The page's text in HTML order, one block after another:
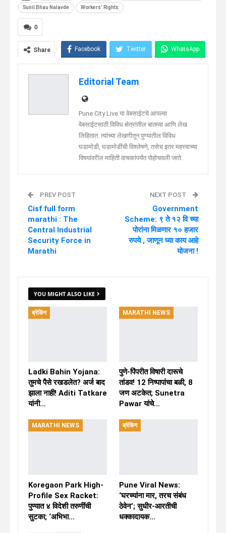
Sunil Bhau Nalavde Workers' Rights
0
Share Facebook Twitter WhatsApp
Editorial Team
Pune City Live या वेबसाईटचे आपल्या
वेबसाईटसाठी विविध क्षेत्रांतील बातम्या आणि लेख
लिहितात. त्यांच्या लेखणीतून पुण्यातील विविध
घडामोडी, घडामोडींची विश्लेषणे, तसेच इतर महत्त्वाच्या
विषयांवरील माहिती वाचकांपर्यंत पोहोचवली जाते.
PREV POST
Cisf full form
marathi : The
Central Industrial
Security Force in
Marathi
NEXT POST
Government
Scheme: ९ ते १२ वि च्या
पोरांना मिळणार १० हजार
रुपये , जाणून घ्या काय आहे
योजना !
YOU MIGHT ALSO LIKE
ब्रेकिंग
Ladki Bahin Yojana:
तुमचे पैसे रखडलेत? अर्ज बाद
झाला नाही! Aditi Tatkare
यांनी…
MARATHI NEWS
पुणे-पिंपरीत विषारी दारूचे
तांडव! 12 निष्पापांचा बळी, 8
जण अटकेत; Sunetra
Pawar यांचे…
MARATHI NEWS
Koregaon Park High-
Profile Sex Racket:
पुण्यात ४ विदेशी तरुणींची
सुटका; ‘अभिभा…
ब्रेकिंग
Pune Viral News:
‘घरच्यांना मार, तरच संबंध
ठेवेन’; सुधीर-आरतीची
धक्कादायक…